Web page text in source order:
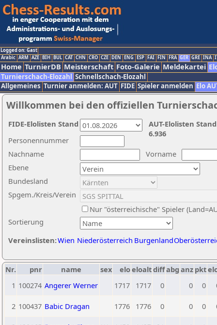
Logged on: Gast
Arabic ARM AZE BIH BUL CAT CHN CRO CZE DEN ENG ESP FAI FIN FRA GER GRE INA
Home TurnierDB Meisterschaft Foto-Galerie Meldekartei
Turnierschach-Elozahl Schnellschach-Elozahl
Allgemeines Turnier anmelden: AUT FIDE Spieler anmelden Elo
Willkommen bei den offiziellen
Nachname
Vorname
Ebene
Sortierung
Personennummer
Bundesland
Spgem./Kreis/Verein
Nur "österreichische" Spieler
Vereinslisten:Wien Niederösterreich Burgenland
AUT-Elolisten
6.936
FIDE-Elolisten Stand
Nr. pnr name sex eloeloaltdiffabg anz pkt
1 100274 Angerer Werner 1717 1717 0 0 0
2 100437 Babic Dragan 1776 1776 0 0 0